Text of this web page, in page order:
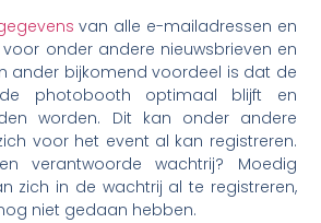
van alle e-mailadressen en
onder andere nieuwsbrieven en
ander bijkomend voordeel is dat de
photobooth optimaal blijft en
worden. Dit kan onder andere
voor het event al kan registreren.
verantwoorde wachtrij? Moedig
zich in de wachtrij al te registreren,
niet gedaan hebben.